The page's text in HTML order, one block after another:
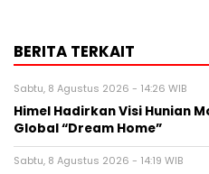
BERITA TERKAIT
Sabtu, 8 Agustus 2026 - 14:26 WIB
Himel Hadirkan Visi Hunian
Global “Dream Home”
Sabtu, 8 Agustus 2026 - 14:19 WIB